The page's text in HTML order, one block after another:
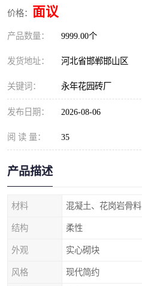
价格： 面议
产品数量： 9999.00个
发货地址： 河北省邯郸邯山区
关键词： 永年花园砖厂
发布日期： 2026-08-06
阅 读 量： 35
产品描述
材料 混凝土、花岗岩骨料
结构 柔性
外观 实心砌块
风格 现代简约